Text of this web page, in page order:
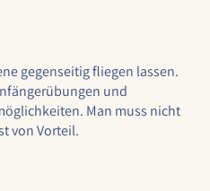
gegenseitig fliegen lassen.
und
Man muss nicht
von Vorteil.
Informationen anonym.
uns zu verstehen, wie
Website nutzen.